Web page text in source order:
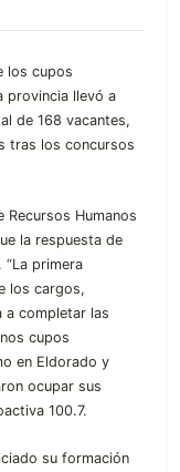
los cupos
provincia llevó a
de 168 vacantes,
tras los concursos
Recursos Humanos
la respuesta de
primera
los cargos,
a completar las
cupos
en Eldorado y
ocupar sus
100.7.
su formación